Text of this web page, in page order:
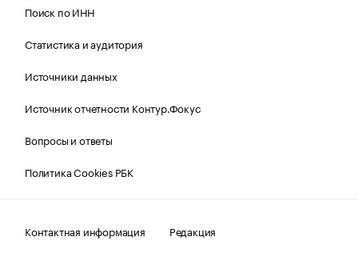
Поиск по ИНН
Статистика и аудитория
Источники данных
Источник отчетности Контур.Фокус
Вопросы и ответы
Политика Cookies РБК
Контактная информация Редакция